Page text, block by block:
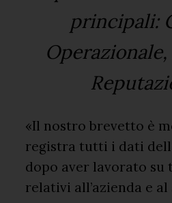
principali:
«Il nostro brevetto è
registra tutti i dati
dopo aver lavorato
relativi all’azienda e